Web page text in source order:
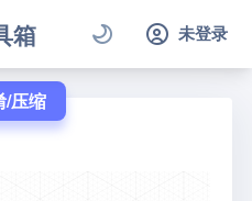
箱 未登录
/压缩